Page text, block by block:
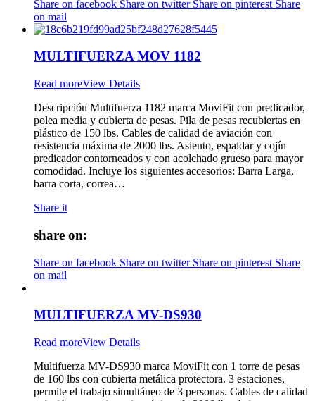
Share on facebook Share on twitter Share on pinterest Share
on mail
MULTIFUERZA MOV 1182
Read moreView Details
Descripción Multifuerza 1182 marca MoviFit con predicador,
polea media y cubierta de pesas. Pila de pesas recubiertas en
plástico de 150 lbs. Cables de calidad de aviación con
resistencia máxima de 2000 lbs. Asiento, espaldar y cojín
predicador contorneados y con acolchado grueso para mayor
comodidad. Incluye los siguientes accesorios: Barra Larga,
barra corta, correa…
Share it
share on:
Share on facebook Share on twitter Share on pinterest Share
on mail
MULTIFUERZA MV-DS930
Read moreView Details
Multifuerza MV-DS930 marca MoviFit con 1 torre de pesas
de 160 lbs con cubierta metálica protectora. 3 estaciones,
permite el trabajo simultáneo de 3 personas. Cables de calidad